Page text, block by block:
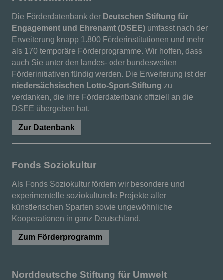
Die Förderdatenbank der Deutschen Stiftung für
Engagement und Ehrenamt (DSEE) umfasst nach der
Erweiterung knapp 1.800 Förderinstitutionen und mehr
als 170 temporäre Förderprogramme. Wir hoffen, dass
auch Sie unter den landes- oder bundesweiten
Förderinitiativen fündig werden. Die Erweiterung ist der
niedersächsischen Lotto-Sport-Stiftung zu
verdanken, die ihre Förderdatenbank offiziell an die
DSEE übergeben hat.
Zur Datenbank
Fonds Soziokultur
Als Fonds Soziokultur fördern wir besondere und
experimentelle soziokulturelle Projekte aller
künstlerischen Sparten sowie ungewöhnliche
Kooperationen in ganz Deutschland.
Zum Förderprogramm
Norddeutsche Stiftung für Umwelt